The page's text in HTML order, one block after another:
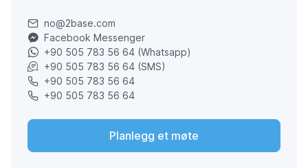
no@2base.com
Facebook Messenger
+90 505 783 56 64 (Whatsapp)
+90 505 783 56 64 (SMS)
+90 505 783 56 64
+90 505 783 56 64
Planlegg et møte